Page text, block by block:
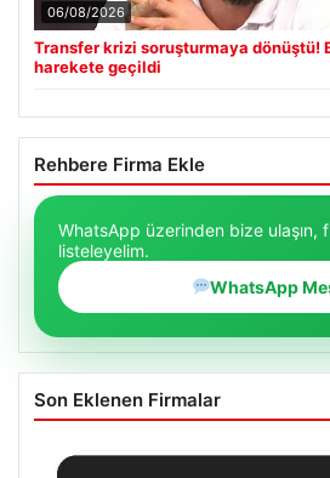
06/08/2026
Transfer krizi soruşturmaya dönüştü!
harekete geçildi
Rehbere Firma Ekle
WhatsApp üzerinden bize ulaşın,
listeleyelim.
WhatsApp
Son Eklenen Firmalar